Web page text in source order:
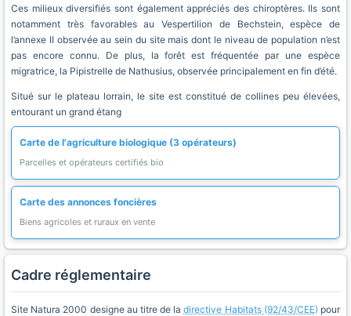
Ces milieux diversifiés sont également appréciés des chiroptères. Ils sont
notamment très favorables au Vespertilion de Bechstein, espèce de
l’annexe II observée au sein du site mais dont le niveau de population n’est
pas encore connu. De plus, la forêt est fréquentée par une espèce
migratrice, la Pipistrelle de Nathusius, observée principalement en fin d’été.
Situé sur le plateau lorrain, le site est constitué de collines peu élevées,
entourant un grand étang
Carte de l'agriculture biologique (3 opérateurs)
Parcelles et opérateurs certifiés bio
Carte des annonces foncières
Biens agricoles et ruraux en vente
Cadre réglementaire
Site Natura 2000 designe au titre de ladirective Habitats (92/43/CEE) pour